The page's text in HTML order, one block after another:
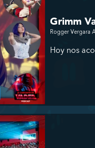
Grimm
Rogger Vergara
Hoy nos